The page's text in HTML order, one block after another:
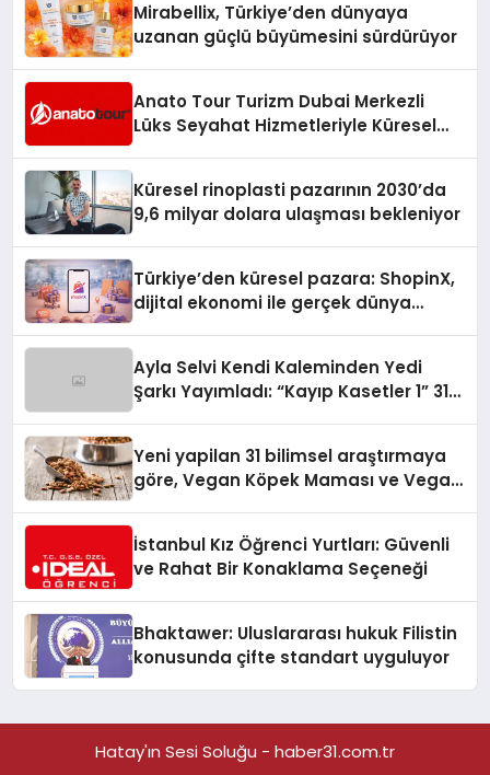
Mirabellix, Türkiye’den dünyaya
uzanan güçlü büyümesini sürdürüyor
Anato Tour Turizm Dubai Merkezli
Lüks Seyahat Hizmetleriyle Küresel
Küresel rinoplasti pazarının 2030’da
9,6 milyar dolara ulaşması bekleniyor
Türkiye’den küresel pazara: ShopinX,
dijital ekonomi ile gerçek dünya
Ayla Selvi Kendi Kaleminden Yedi
Şarkı Yayımladı: “Kayıp Kasetler 1” 31
Yeni yapilan 31 bilimsel araştırmaya
göre, Vegan Köpek Maması ve Vegan
İstanbul Kız Öğrenci Yurtları: Güvenli
ve Rahat Bir Konaklama Seçeneği
Bhaktawer: Uluslararası hukuk Filistin
konusunda çifte standart uyguluyor
Hatay'ın Sesi Soluğu - haber31.com.tr